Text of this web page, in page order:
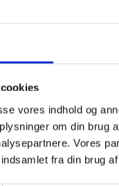
vores indhold og
om din brug
Vores
fra din brug
Kræftens
Derfor ønsker vi
mange, der
omtanke og
CEO hos Birch